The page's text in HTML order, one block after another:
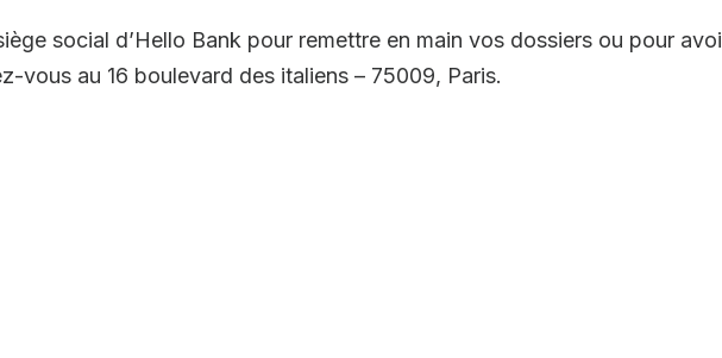
social d’Hello Bank pour remettre en main vos dossiers ou pour
vous au 16 boulevard des italiens – 75009, Paris.